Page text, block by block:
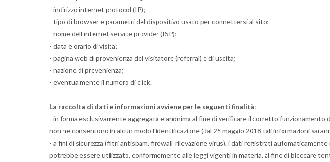
- indirizzo internet protocol (IP);
- tipo di browser e parametri del dispositivo usato per connettersi al sito;
- nome dell'internet service provider (ISP);
- data e orario di visita;
- pagina web di provenienza del visitatore (referral) e di uscita;
- nazione di provenienza;
- eventualmente il numero di click.
La raccolta di dati e informazioni avviene per le seguenti finalità:
- in forma esclusivamente aggregata e anonima al fine di verificare il corretto
non ne consentono in alcun modo l'identificazione (dal 25 maggio 2018 tali informazioni
- a fini di sicurezza (filtri antispam, firewall, rilevazione virus), i dati registrati
potrebbe essere utilizzato, conformemente alle leggi vigenti in materia, al fine di bloccare